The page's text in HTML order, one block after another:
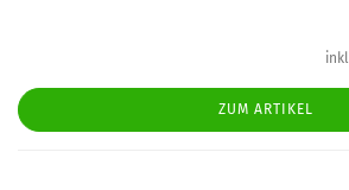
ZUM ARTIKEL